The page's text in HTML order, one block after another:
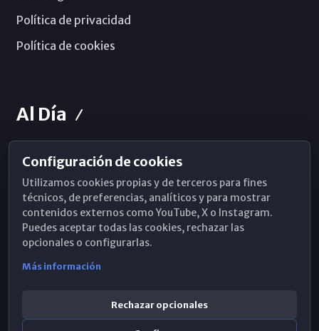
Política de privacidad
Política de cookies
Al Día
Horarios de Misa
Hemeroteca
WhatsApp
Configuración de cookies
Utilizamos cookies propias y de terceros para fines
técnicos, de preferencias, analíticos y para mostrar
contenidos externos como YouTube, X o Instagram.
Puedes aceptar todas las cookies, rechazar las
opcionales o configurarlas.
Más información
Rechazar opcionales